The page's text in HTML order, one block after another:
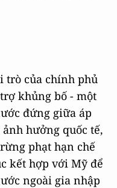
trò của chính phủ
khủng bố - một
đứng giữa áp
hưởng quốc tế,
phạt hạn chế
kết hợp với Mỹ để
ngoài gia nhập